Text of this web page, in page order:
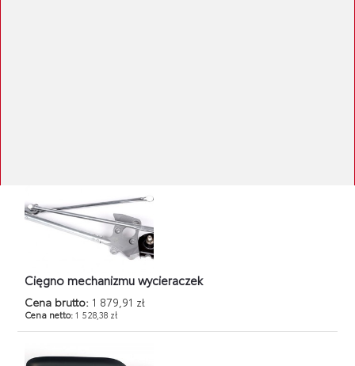
Cięgno mechanizmu wycieraczek
Cena brutto: 1 879,91 zł
Cena netto:1 528,38 zł